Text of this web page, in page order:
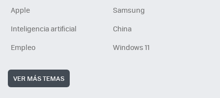
Apple
Samsung
Inteligencia artificial
China
Empleo
Windows 11
VER MÁS TEMAS